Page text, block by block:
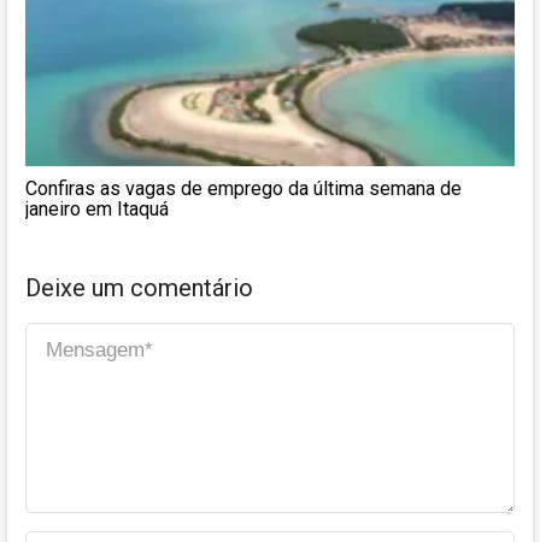
Confiras as vagas de emprego da última semana de
janeiro em Itaquá
Deixe um comentário